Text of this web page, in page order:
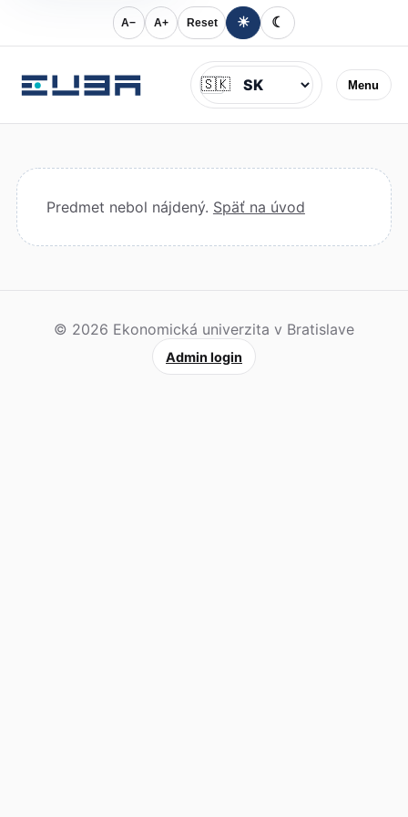
A− A+ Reset ☀ ☾
Menu
Jazyk
🇸🇰
Predmet nebol nájdený. Späť na úvod
© 2026 Ekonomická univerzita v Bratislave
Admin login